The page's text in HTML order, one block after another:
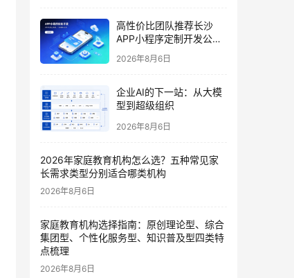
高性价比团队推荐长沙
APP小程序定制开发公司
哪家好？2026垂直赛道测
评
2026年8月6日
企业AI的下一站：从大模
型到超级组织
2026年8月6日
2026年家庭教育机构怎么选？五种常见家
长需求类型分别适合哪类机构
2026年8月6日
家庭教育机构选择指南：原创理论型、综合
集团型、个性化服务型、知识普及型四类特
点梳理
2026年8月6日